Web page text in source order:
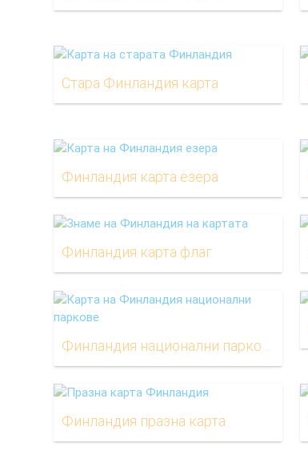
Стара Финландия карта
Финландия карта езера
Финландия карта флаг
Финландия празна карта